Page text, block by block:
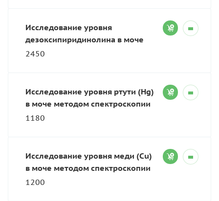
Исследование уровня
дезоксипиридинолина в моче
2450
Исследование уровня ртути (Hg)
в моче методом спектроскопии
1180
Исследование уровня меди (Cu)
в моче методом спектроскопии
1200